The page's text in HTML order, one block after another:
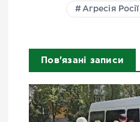
Агресія Росії
Пов'язані записи